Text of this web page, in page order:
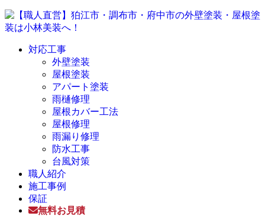
対応工事
外壁塗装
屋根塗装
アパート塗装
雨樋修理
屋根カバー工法
屋根修理
雨漏り修理
防水工事
台風対策
職人紹介
施工事例
保証
無料お見積